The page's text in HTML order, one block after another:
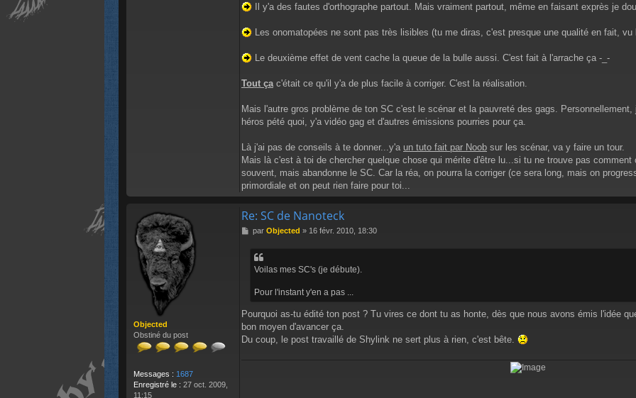
Il y'a des fautes d'orthographe partout. Mais vraiment partout, même en faisant exprès je
Les onomatopées ne sont pas très lisibles (tu me diras, c'est presque une qualité en fait, vu
Le deuxième effet de vent cache la queue de la bulle aussi. C'est fait à l'arrache ça -_-
Tout ça c'était ce qu'il y'a de plus facile à corriger. C'est la réalisation.
Mais l'autre gros problème de ton SC c'est le scénar et la pauvreté des gags.
héros pété quoi, y'a vidéo gag et d'autres émissions pourries pour ça.
Là j'ai pas de conseils à te donner...y'a un tuto fait par Noob sur les scénar, va y faire un tour.
Mais là c'est à toi de chercher quelque chose qui mérite d'être lu...si tu ne trouve pas
souvent, mais abandonne le SC. Car la réa, on pourra la corriger (ce sera long, mais on
primordiale et on peut rien faire pour toi...
Objected
Obstiné du post
Messages : 1687
Enregistré le : 27 oct. 2009,
11:15
Re: SC de Nanoteck
M
par Objected » 16 févr. 2010, 18:30
Voilas mes SC's (je débute).
Pour l'instant y'en a pas ...
Pourquoi as-tu édité ton post ? Tu vires ce dont tu as honte, dès que nous avons émis l'idée
bon moyen d'avancer ça.
Du coup, le post travaillé de Shylink ne sert plus à rien, c'est bête.